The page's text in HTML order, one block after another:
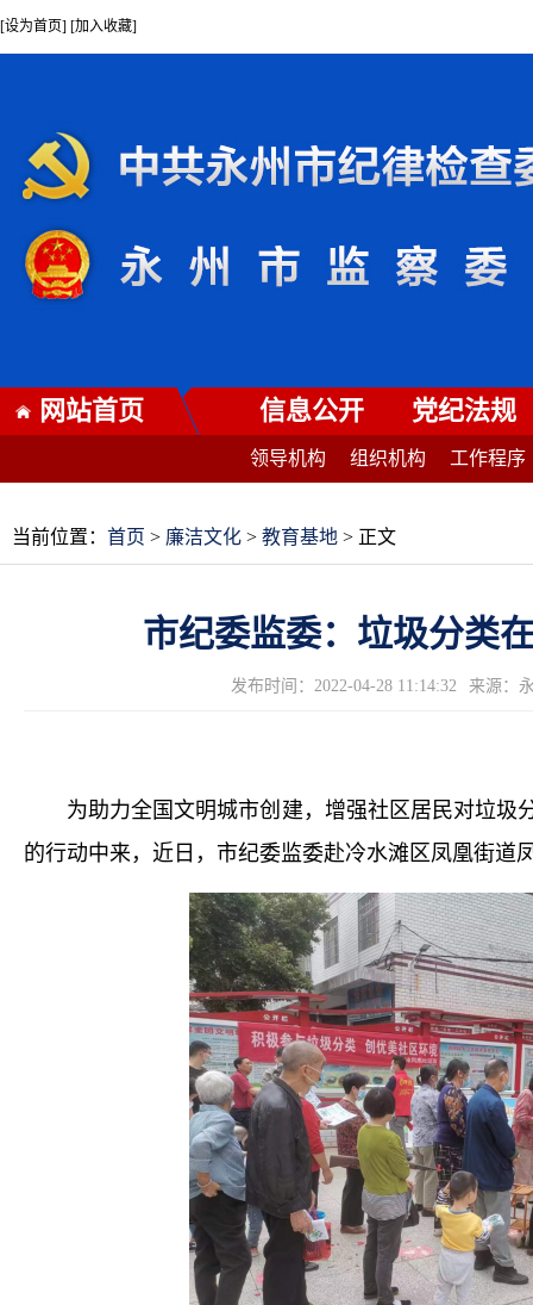
[设为首页] [加入收藏]
网站首页 信息公开 党纪法规
领导机构 组织机构 工作程序
当前位置： 首页 > 廉洁文化 > 教育基地 > 正文
市纪委监委：垃圾分类
发布时间：2022-04-28 11:14:32 来源：
为助力全国文明城市创建，增强社区居民对垃圾
的行动中来，近日，市纪委监委赴冷水滩区凤凰街道